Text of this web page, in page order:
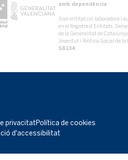
amb dependència
Som entitat col·laboradora i
en el Registre d’Entitats,
de la Generalitat de
Joventut i Política Social de
S8134
privacitat Política de cookies
d'accessibilitat